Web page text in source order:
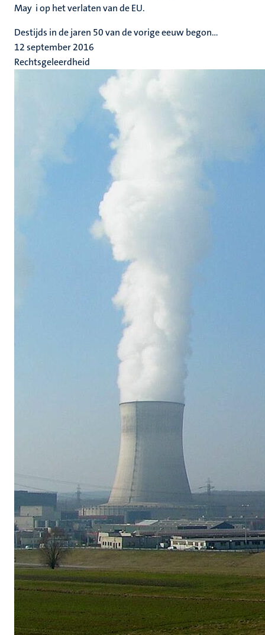
May i op het verlaten van de EU.
Destijds in de jaren 50 van de vorige eeuw begon...
12 september 2016
Rechtsgeleerdheid